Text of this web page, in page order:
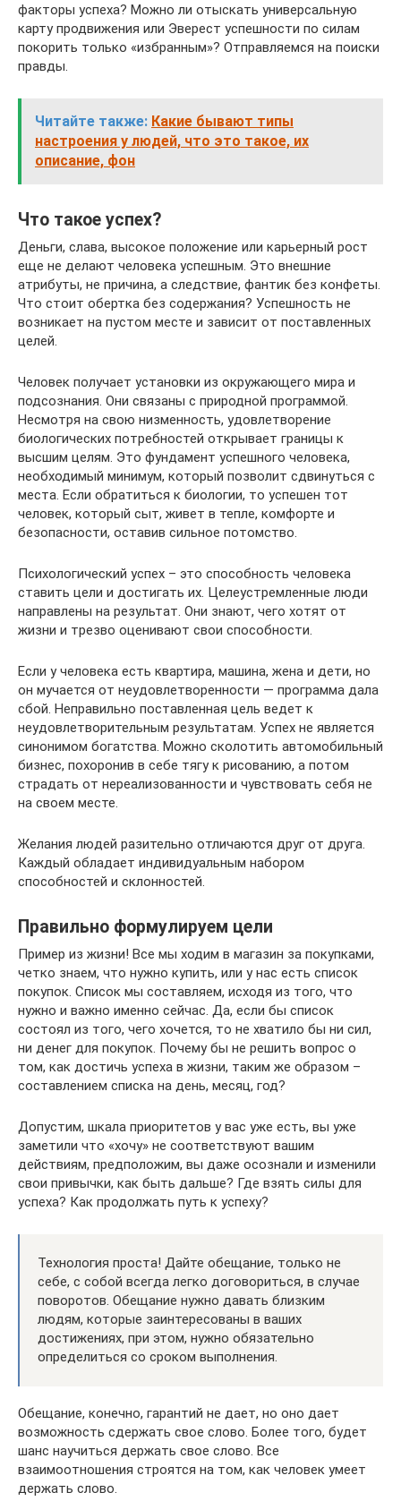
факторы успеха? Можно ли отыскать универсальную
карту продвижения или Эверест успешности по силам
покорить только «избранным»? Отправляемся на поиски
правды.
Читайте также: Какие бывают типы
настроения у людей, что это такое, их
описание, фон
Что такое успех?
Деньги, слава, высокое положение или карьерный рост
еще не делают человека успешным. Это внешние
атрибуты, не причина, а следствие, фантик без конфеты.
Что стоит обертка без содержания? Успешность не
возникает на пустом месте и зависит от поставленных
целей.
Человек получает установки из окружающего мира и
подсознания. Они связаны с природной программой.
Несмотря на свою низменность, удовлетворение
биологических потребностей открывает границы к
высшим целям. Это фундамент успешного человека,
необходимый минимум, который позволит сдвинуться с
места. Если обратиться к биологии, то успешен тот
человек, который сыт, живет в тепле, комфорте и
безопасности, оставив сильное потомство.
Психологический успех – это способность человека
ставить цели и достигать их. Целеустремленные люди
направлены на результат. Они знают, чего хотят от
жизни и трезво оценивают свои способности.
Если у человека есть квартира, машина, жена и дети, но
он мучается от неудовлетворенности — программа дала
сбой. Неправильно поставленная цель ведет к
неудовлетворительным результатам. Успех не является
синонимом богатства. Можно сколотить автомобильный
бизнес, похоронив в себе тягу к рисованию, а потом
страдать от нереализованности и чувствовать себя не
на своем месте.
Желания людей разительно отличаются друг от друга.
Каждый обладает индивидуальным набором
способностей и склонностей.
Правильно формулируем цели
Пример из жизни! Все мы ходим в магазин за покупками,
четко знаем, что нужно купить, или у нас есть список
покупок. Список мы составляем, исходя из того, что
нужно и важно именно сейчас. Да, если бы список
состоял из того, чего хочется, то не хватило бы ни сил,
ни денег для покупок. Почему бы не решить вопрос о
том, как достичь успеха в жизни, таким же образом –
составлением списка на день, месяц, год?
Допустим, шкала приоритетов у вас уже есть, вы уже
заметили что «хочу» не соответствуют вашим
действиям, предположим, вы даже осознали и изменили
свои привычки, как быть дальше? Где взять силы для
успеха? Как продолжать путь к успеху?
Технология проста! Дайте обещание, только не
себе, с собой всегда легко договориться, в случае
поворотов. Обещание нужно давать близким
людям, которые заинтересованы в ваших
достижениях, при этом, нужно обязательно
определиться со сроком выполнения.
Обещание, конечно, гарантий не дает, но оно дает
возможность сдержать свое слово. Более того, будет
шанс научиться держать свое слово. Все
взаимоотношения строятся на том, как человек умеет
держать слово.